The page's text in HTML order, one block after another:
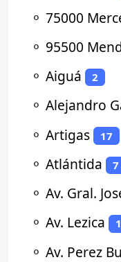
⚬ 75000
⚬ 95500
⚬ Aiguá 2
⚬ Alejandro
⚬ Artigas 17
⚬ Atlántida 7
⚬ Av. Gral.
⚬ Av. Lezica 1
⚬ Av. Perez